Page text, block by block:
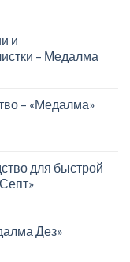
и
– Медалма
– «Медалма»
для быстрой
Дез»